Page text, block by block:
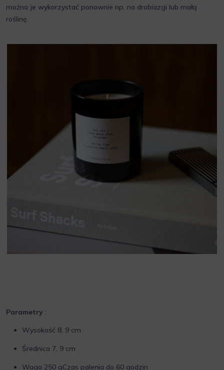
można je wykorzystać ponownie np. na drobiazgi lub małą
roślinę.
Parametry :
Wysokość 8, 9 cm
Średnica 7, 9 cm
Waga 250 gCzas palenia do 60 godzin